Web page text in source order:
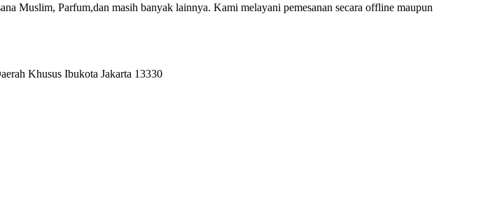
Muslim, Parfum,dan masih banyak lainnya. Kami melayani pemesanan secara offline maupun
Khusus Ibukota Jakarta 13330